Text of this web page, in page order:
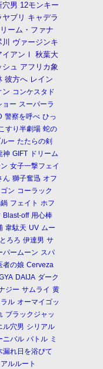
穴男 12モンキー
ヤブリ キャデラ
ーム・ファナ
ヴァージンキ
イアンⅠ
秋葉大
シュ アフリカ象
彼方へ レイン
ン コンケスタド
ョー スーパーラ
警察を呼べ ひっ
すり半劇場 蛇の
ー たたらの剣
神 GIFT ドリーム
女子一撃フェイ
ん 獅子奮迅 オフ
ゴン コーラック
フェイト ホフ
Blast-off 用心棒
韋駄天 UV ムー
とろろ 伊達男 サ
パームーン スパ
者の娘 Cerveza
DAIJA ダーク
ジー サムライ 黄
ル オーマイゴッ
ブラックジャッ
ル穴男 シリアル
ニバル バトル ミ
漏れ日を浴びて
ルルート